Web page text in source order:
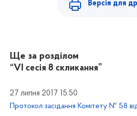
Версія для
Ще за розділом
“VI сесія 8 скликання”
27 липня 2017 15:50
Протокол засідання Комітету № 58